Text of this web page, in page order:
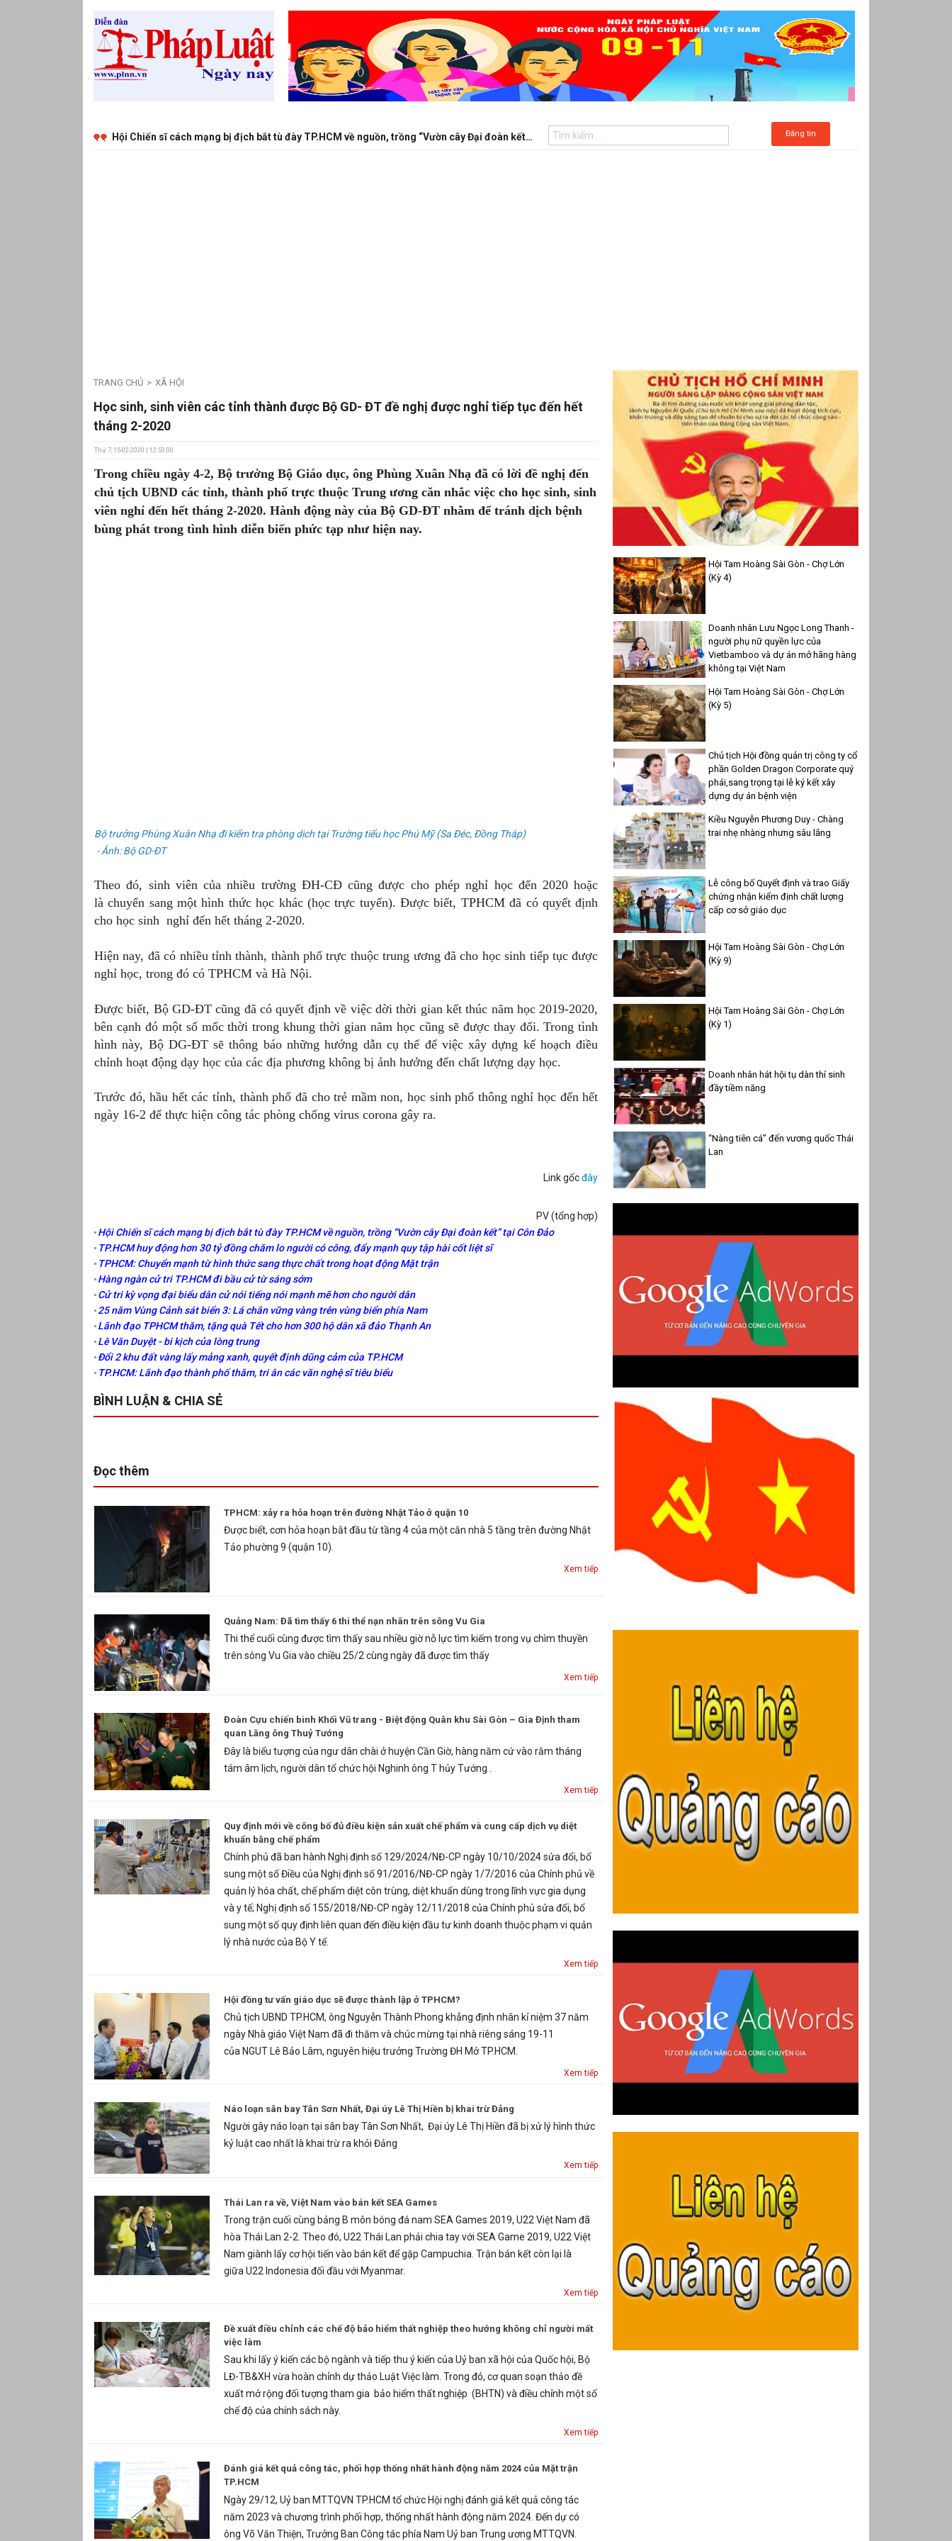
Hội Chiến sĩ cách mạng bị địch bắt tù đày TP.HCM về nguồn, trồng “Vườn cây Đại đoàn kết” tại Côn Đảo Tướng cướp Điềm Khắc Kim (Phần 10-1) Đăng tin
TRANG CHỦ XÃ HỘI
Học sinh, sinh viên các tỉnh thành được Bộ GD- ĐT đề nghị được nghỉ tiếp tục đến hết
tháng 2-2020
Thứ 7, 15-02-2020 | 12:53:00
Trong chiều ngày 4-2, Bộ trưởng Bộ Giáo dục, ông Phùng Xuân Nhạ đã có lời đề nghị đến
chủ tịch UBND các tỉnh, thành phố trực thuộc Trung ương căn nhắc việc cho học sinh, sinh
viên nghỉ đến hết tháng 2-2020. Hành động này của Bộ GD-ĐT nhằm để tránh dịch bệnh
bùng phát trong tình hình diễn biến phức tạp như hiện nay.
Bộ trưởng Phùng Xuân Nhạ đi kiểm tra phòng dịch tại Trường tiểu học Phú Mỹ (Sa Đéc, Đồng Tháp)
- Ảnh: Bộ GD-ĐT
Theo đó, sinh viên của nhiều trường ĐH-CĐ cũng được cho phép nghỉ học đến 2020 hoặc
là chuyển sang một hình thức học khác (học trực tuyến). Được biết, TPHCM đã có quyết định
cho học sinh nghỉ đến hết tháng 2-2020.
Hiện nay, đã có nhiều tỉnh thành, thành phố trực thuộc trung ương đã cho học sinh tiếp tục được
nghỉ học, trong đó có TPHCM và Hà Nội.
Được biết, Bộ GD-ĐT cũng đã có quyết định về việc dời thời gian kết thúc năm học 2019-2020,
bên cạnh đó một số mốc thời trong khung thời gian năm học cũng sẽ được thay đổi. Trong tình
hình này, Bộ DG-ĐT sẽ thông báo những hướng dẫn cụ thể để việc xây dựng kế hoạch điều
chỉnh hoạt động dạy học của các địa phương không bị ảnh hưởng đến chất lượng dạy học.
Trước đó, hầu hết các tỉnh, thành phố đã cho trẻ mầm non, học sinh phổ thông nghỉ học đến hết
ngày 16-2 để thực hiện công tác phòng chống virus corona gây ra.
Link gốcđây
PV (tổng hợp)
Hội Chiến sĩ cách mạng bị địch bắt tù đày TP.HCM về nguồn, trồng “Vườn cây Đại đoàn kết” tại Côn Đảo
TP.HCM huy động hơn 30 tỷ đồng chăm lo người có công, đẩy mạnh quy tập hài cốt liệt sĩ
TPHCM: Chuyển mạnh từ hình thức sang thực chất trong hoạt động Mặt trận
Hàng ngàn cử tri TP.HCM đi bầu cử từ sáng sớm
Cử tri kỳ vọng đại biểu dân cử nói tiếng nói mạnh mẽ hơn cho người dân
25 năm Vùng Cảnh sát biển 3: Lá chắn vững vàng trên vùng biển phía Nam
Lãnh đạo TPHCM thăm, tặng quà Tết cho hơn 300 hộ dân xã đảo Thạnh An
Lê Văn Duyệt - bi kịch của lòng trung
Đổi 2 khu đất vàng lấy mảng xanh, quyết định dũng cảm của TP.HCM
TP.HCM: Lãnh đạo thành phố thăm, tri ân các văn nghệ sĩ tiêu biểu
BÌNH LUẬN & CHIA SẺ
Đọc thêm
TPHCM: xảy ra hỏa hoạn trên đường Nhật Tảo ở quận 10
Được biết, cơn hỏa hoạn bắt đầu từ tầng 4 của một căn nhà 5 tầng trên đường Nhật
Tảo phường 9 (quận 10).
Xem tiếp
Quảng Nam: Đã tìm thấy 6 thi thể nạn nhân trên sông Vu Gia
Thi thể cuối cùng được tìm thấy sau nhiều giờ nỗ lực tìm kiếm trong vụ chìm thuyền
trên sông Vu Gia vào chiều 25/2 cùng ngày đã được tìm thấy
Xem tiếp
Đoàn Cựu chiến binh Khối Vũ trang - Biệt động Quân khu Sài Gòn – Gia Định tham
quan Lăng ông Thuỷ Tướng
Đây là biểu tượng của ngư dân chài ở huyện Cần Giờ, hàng năm cứ vào rằm tháng
tám âm lịch, người dân tổ chức hội Nghinh ông T hủy Tướng .
Xem tiếp
Quy định mới về công bố đủ điều kiện sản xuất chế phẩm và cung cấp dịch vụ diệt
khuẩn bằng chế phẩm
Chính phủ đã ban hành Nghị định số 129/2024/NĐ-CP ngày 10/10/2024 sửa đổi, bổ
sung một số Điều của Nghị định số 91/2016/NĐ-CP ngày 1/7/2016 của Chính phủ về
quản lý hóa chất, chế phẩm diệt côn trùng, diệt khuẩn dùng trong lĩnh vực gia dụng
và y tế; Nghị định số 155/2018/NĐ-CP ngày 12/11/2018 của Chính phủ sửa đổi, bổ
sung một số quy định liên quan đến điều kiện đầu tư kinh doanh thuộc phạm vi quản
lý nhà nước của Bộ Y tế.
Xem tiếp
Hội đồng tư vấn giáo dục sẽ được thành lập ở TPHCM?
Chủ tịch UBND TP.HCM, ông Nguyễn Thành Phong khẳng định nhân kỉ niệm 37 năm
ngày Nhà giáo Việt Nam đã đi thăm và chúc mừng tại nhà riêng sáng 19-11
của NGUT Lê Bảo Lâm, nguyên hiệu trưởng Trường ĐH Mở TP.HCM.
Xem tiếp
Náo loạn sân bay Tân Sơn Nhất, Đại úy Lê Thị Hiền bị khai trừ Đảng
Người gây náo loạn tại sân bay Tân Sơn Nhất, Đại úy Lê Thị Hiền đã bị xử lý hình thức
kỷ luật cao nhất là khai trừ ra khỏi Đảng
Xem tiếp
Thái Lan ra về, Việt Nam vào bán kết SEA Games
Trong trận cuối cùng bảng B môn bóng đá nam SEA Games 2019, U22 Việt Nam đã
hòa Thái Lan 2-2. Theo đó, U22 Thái Lan phải chia tay với SEA Game 2019, U22 Việt
Nam giành lấy cơ hội tiến vào bán kết để gặp Campuchia. Trận bán kết còn lại là
giữa U22 Indonesia đối đầu với Myanmar.
Xem tiếp
Đề xuất điều chỉnh các chế độ bảo hiểm thất nghiệp theo hướng không chỉ người mất
việc làm
Sau khi lấy ý kiến các bộ ngành và tiếp thu ý kiến của Uỷ ban xã hội của Quốc hội, Bộ
LĐ-TB&XH vừa hoàn chỉnh dự thảo Luật Việc làm. Trong đó, cơ quan soạn thảo đề
xuất mở rộng đối tượng tham gia bảo hiểm thất nghiệp (BHTN) và điều chỉnh một số
chế độ của chính sách này.
Xem tiếp
Đánh giá kết quả công tác, phối hợp thống nhất hành động năm 2024 của Mặt trận
TP.HCM
Ngày 29/12, Uỷ ban MTTQVN TP.HCM tổ chức Hội nghị đánh giá kết quả công tác
năm 2023 và chương trình phối hợp, thống nhất hành động năm 2024. Đến dự có
ông Võ Văn Thiện, Trưởng Ban Công tác phía Nam Uỷ ban Trung ương MTTQVN.
Hội Tam Hoàng Sài Gòn - Chợ Lớn
(Kỳ 4)
Doanh nhân Lưu Ngọc Long Thanh -
người phụ nữ quyền lực của
Vietbamboo và dự án mở hãng hàng
không tại Việt Nam
Hội Tam Hoàng Sài Gòn - Chợ Lớn
(Kỳ 5)
Chủ tịch Hội đồng quản trị công ty cổ
phần Golden Dragon Corporate quý
phái,sang trọng tại lễ ký kết xây
dựng dự án bệnh viện
Kiều Nguyễn Phương Duy - Chàng
trai nhẹ nhàng nhưng sâu lắng
Lễ công bố Quyết định và trao Giấy
chứng nhận kiểm định chất lượng
cấp cơ sở giáo dục
Hội Tam Hoàng Sài Gòn - Chợ Lớn
(Kỳ 9)
Hội Tam Hoàng Sài Gòn - Chợ Lớn
(Kỳ 1)
Doanh nhân hát hội tụ dàn thí sinh
đầy tiềm năng
“Nàng tiên cá” đến vương quốc Thái
Lan